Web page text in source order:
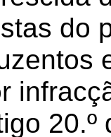
do
20.º